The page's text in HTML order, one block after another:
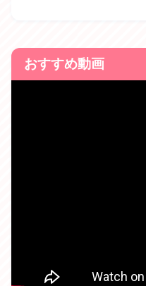
おすすめ動画